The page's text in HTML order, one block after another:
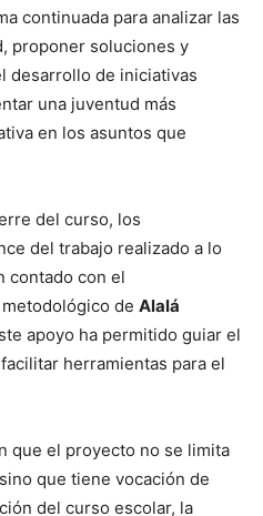
continuada para analizar las
proponer soluciones y
desarrollo de iniciativas
una juventud más
en los asuntos que
del curso, los
del trabajo realizado a lo
contado con el
de Alalá
apoyo ha permitido guiar el
herramientas para el
que el proyecto no se limita
que tiene vocación de
del curso escolar, la